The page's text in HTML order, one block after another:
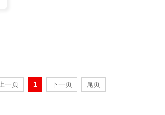
上一页 1 下一页 尾页